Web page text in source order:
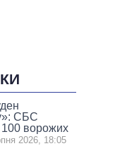
СБС
100 ворожих
2026, 18:05